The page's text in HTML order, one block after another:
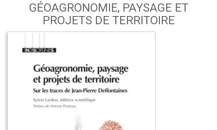
GÉOAGRONOMIE, PAYSAGE ET
PROJETS DE TERRITOIRE